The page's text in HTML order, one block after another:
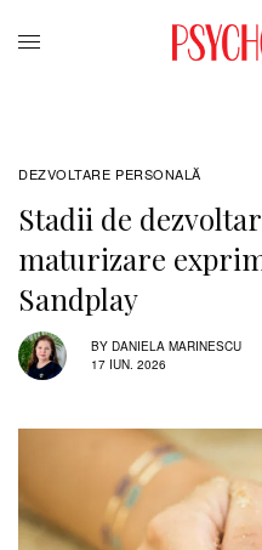
DEZVOLTARE PERSONALĂ
Stadii de
maturizare
Sandplay
BY DANIELA MARINESCU
17 IUN. 2026